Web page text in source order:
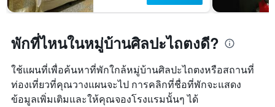
พักที่ไหนในหมู่บ้านศิลปะไถตงดี?
ใช้แผนที่เพื่อค้นหาที่พักใกล้หมู่บ้านศิลปะไถตงหรือสถานที่
ท่องเที่ยวที่คุณวางแผนจะไป การคลิกที่ชื่อที่พักจะแสดง
ข้อมูลเพิ่มเติมและให้คุณจองโรงแรมนั้นๆ ได้